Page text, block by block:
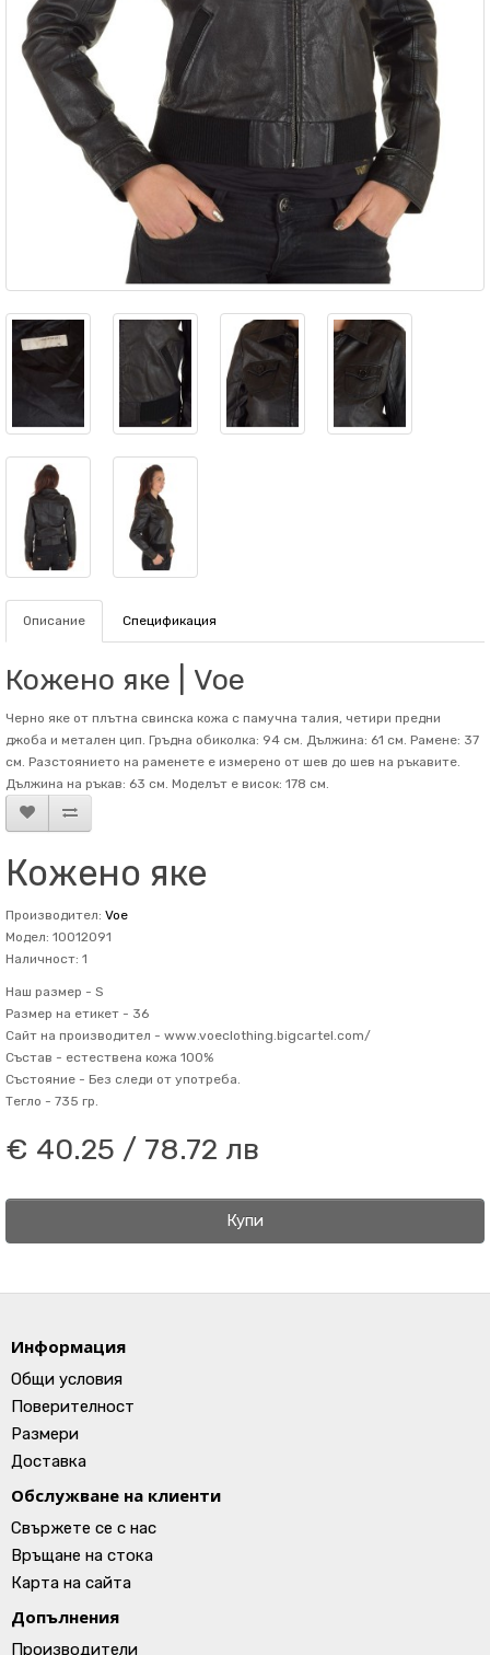
Описание Спецификация
Кожено яке | Voe
Черно яке от плътна свинска кожа с памучна талия, четири предни
джоба и метален цип. Гръдна обиколка: 94 см. Дължина: 61 см. Рамене: 37
см. Разстоянието на раменете е измерено от шев до шев на ръкавите.
Дължина на ръкав: 63 см. Mоделът е висок: 178 см.
Кожено яке
Производител: Voe
Модел: 10012091
Наличност: 1
Наш размер - S
Размер на етикет - 36
Сайт на производител - www.voeclothing.bigcartel.com/
Състав - естествена кожа 100%
Състояние - Без следи от употреба.
Тегло - 735 гр.
€ 40.25 / 78.72 лв
Купи
Информация
Общи условия
Поверителност
Размери
Доставка
Обслужване на клиенти
Свържете се с нас
Връщане на стока
Карта на сайта
Допълнения
Производители